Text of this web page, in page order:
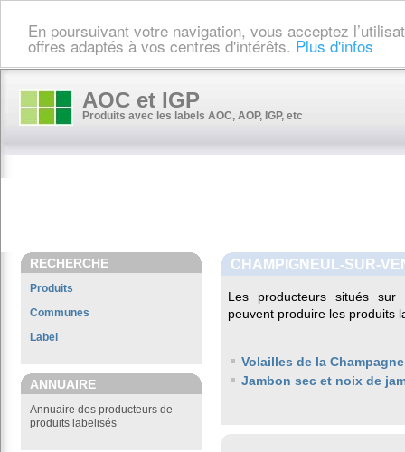
En poursuivant votre navigation, vous acceptez
offres adaptés à vos centres d'intérêts. Plus d'infos
AOC et IGP
Produits avec les labels AOC, AOP, IGP, etc
RECHERCHE
Produits
Communes
Label
ANNUAIRE
Annuaire des producteurs de
produits labelisés
CHAMPIGNEUL-SUR-
Les producteurs situés
peuvent produire les produits
Volailles de la Champagne
Jambon sec et noix de